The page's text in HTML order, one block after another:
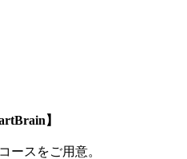
】
ースをご用意。